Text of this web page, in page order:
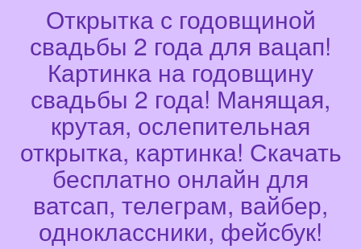
Открытка с годовщиной
свадьбы 2 года для вацап!
Картинка на годовщину
свадьбы 2 года! Манящая,
крутая, ослепительная
открытка, картинка! Скачать
бесплатно онлайн для
ватсап, телеграм, вайбер,
одноклассники, фейсбук!